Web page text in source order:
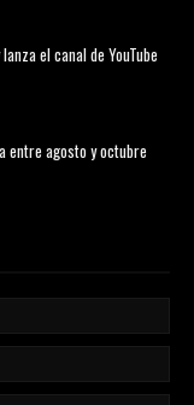
el canal de YouTube
entre agosto y octubre